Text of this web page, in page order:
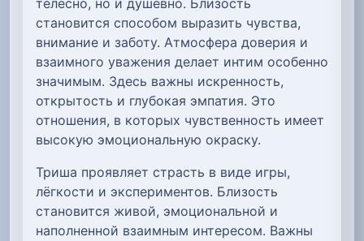
телесно, но и душевно. Близость
становится способом выразить чувства,
внимание и заботу. Атмосфера доверия и
взаимного уважения делает интим особенно
значимым. Здесь важны искренность,
открытость и глубокая эмпатия. Это
отношения, в которых чувственность имеет
высокую эмоциональную окраску.
Триша проявляет страсть в виде игры,
лёгкости и экспериментов. Близость
становится живой, эмоциональной и
наполненной взаимным интересом. Важны